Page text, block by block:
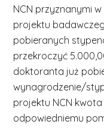
NCN przyznanymi
projektu
pobieranych
przekroczyć
doktoranta już
wynagrodzenie/
projektu NCN
odpowiedniemu